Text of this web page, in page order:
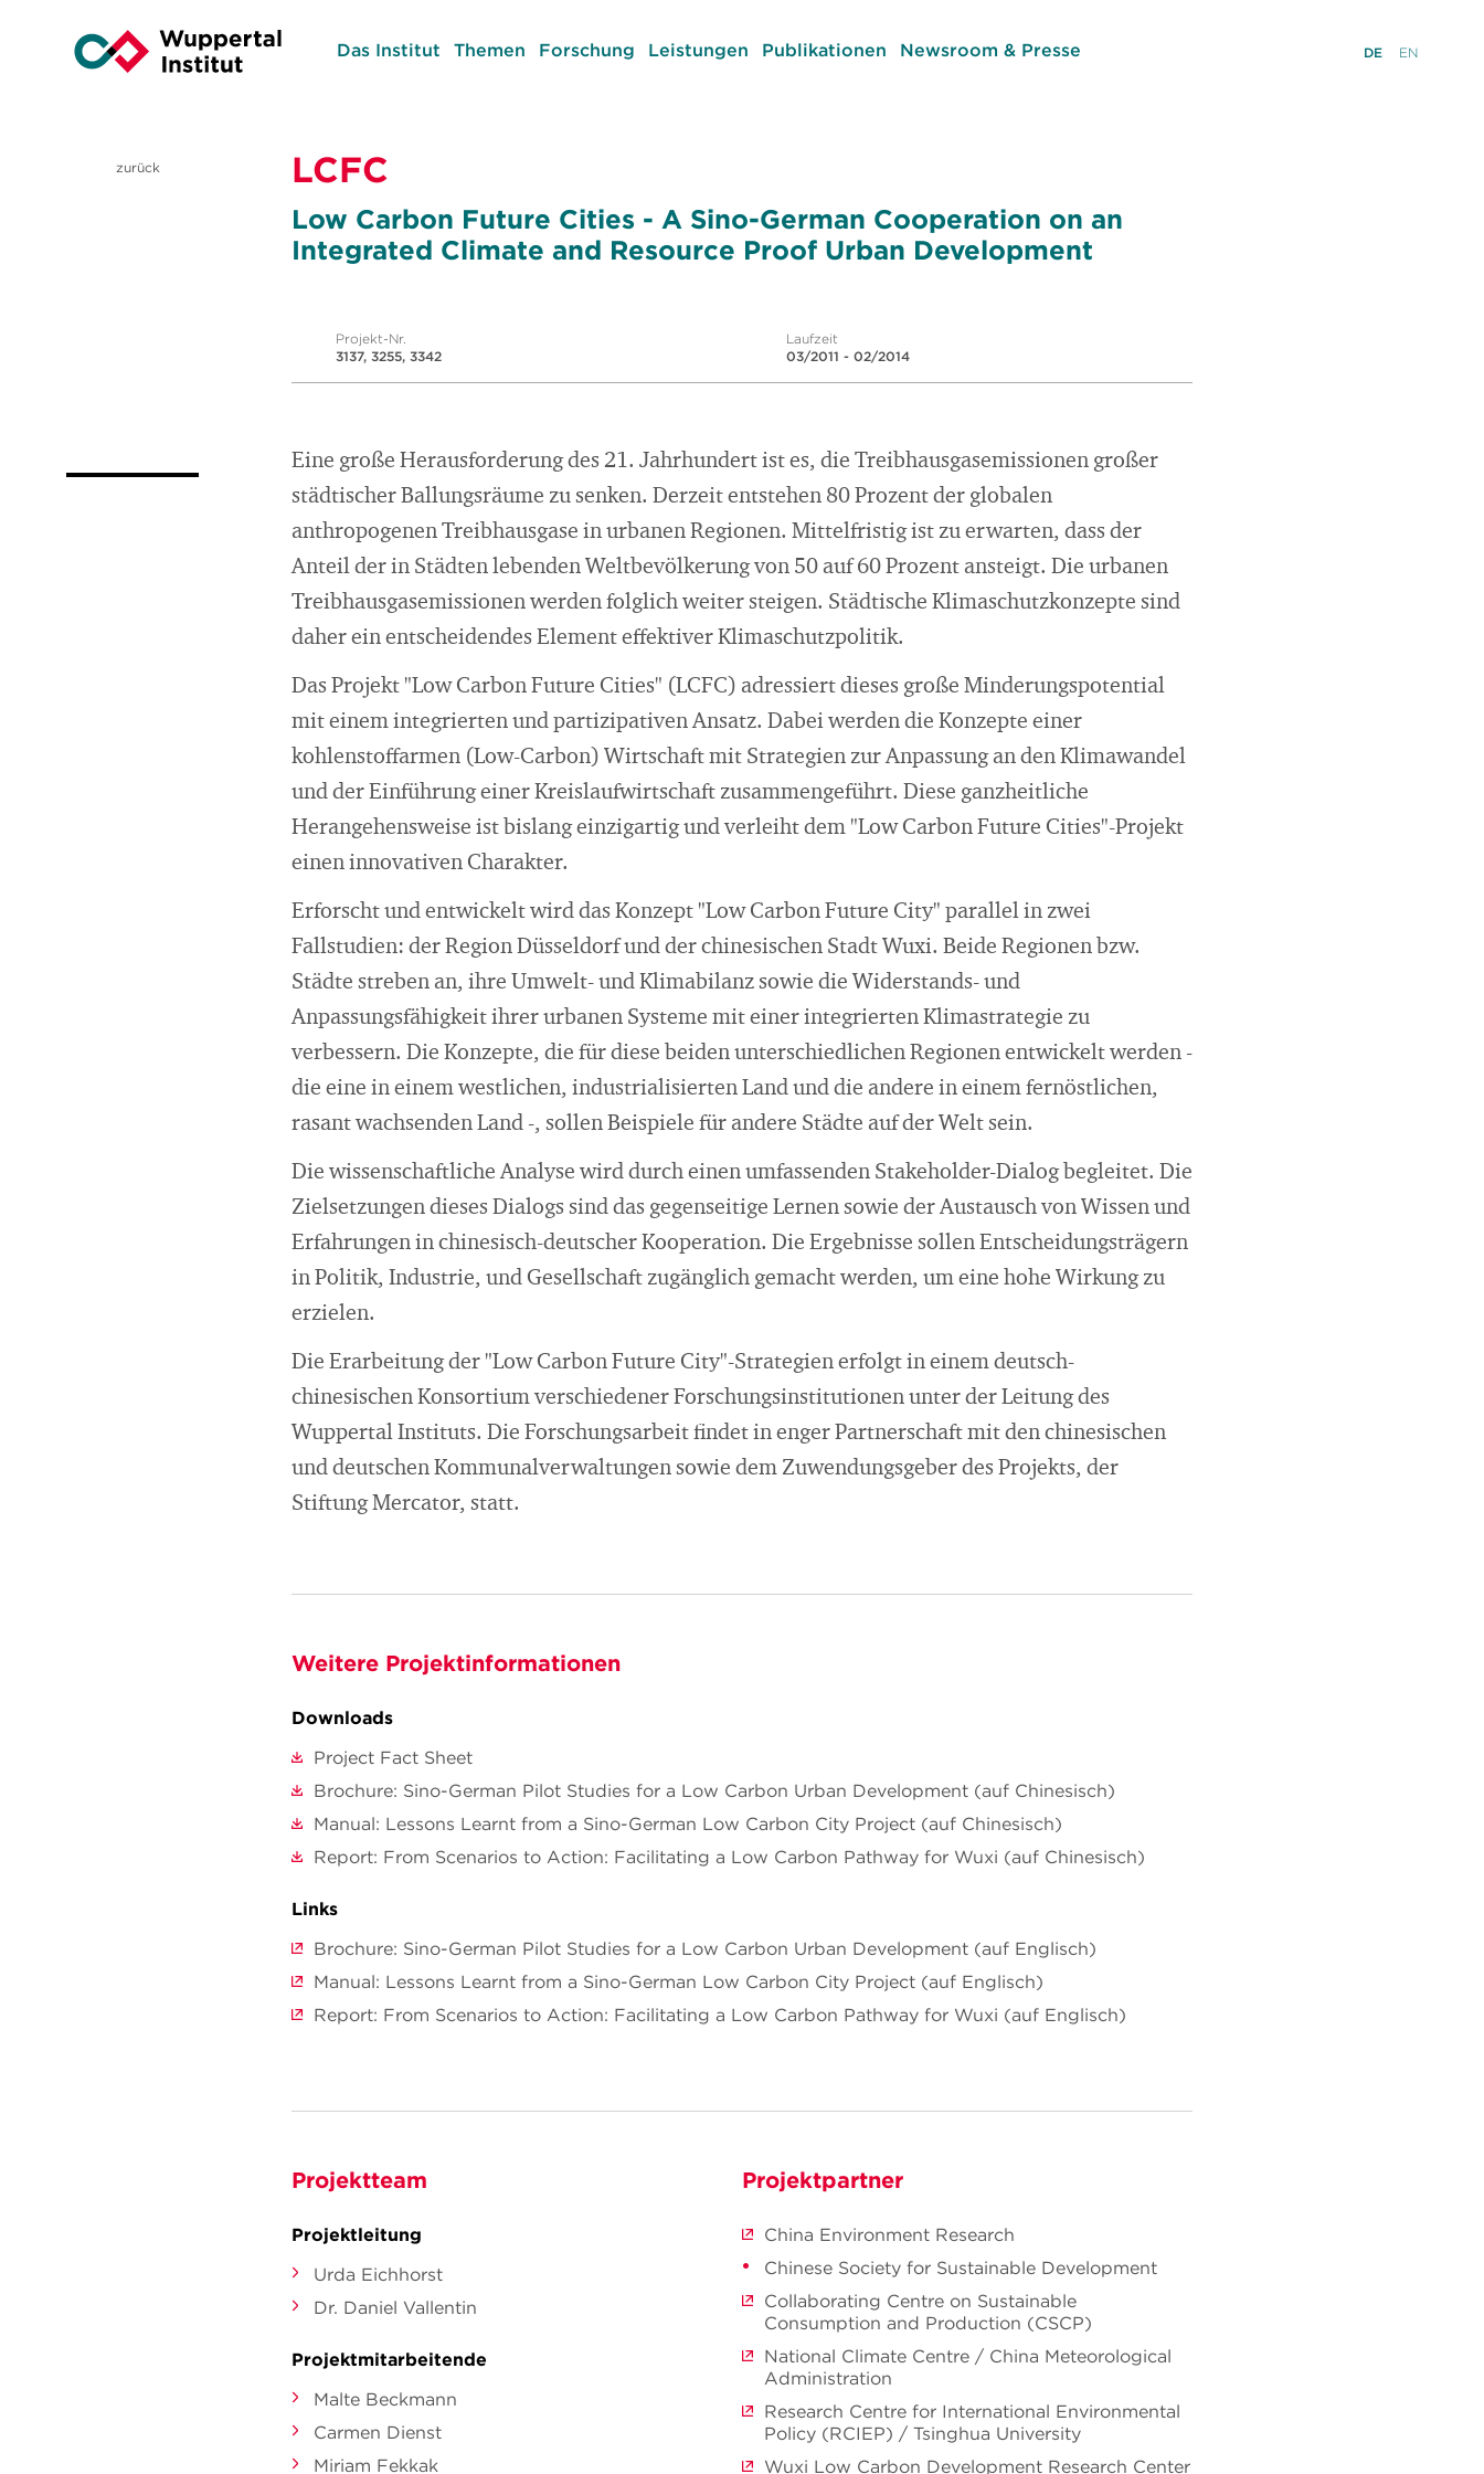
Das Institut Themen Forschung Leistungen Publikationen Newsroom & Presse DE EN
zurück LCFC
Low Carbon Future Cities - A Sino-German Cooperation on an
Integrated Climate and Resource Proof Urban Development
Projekt-Nr.
3137, 3255, 3342
Laufzeit
03/2011 - 02/2014
Eine große Herausforderung des 21. Jahrhundert ist es, die Treibhausgasemissionen großer
städtischer Ballungsräume zu senken. Derzeit entstehen 80 Prozent der globalen
anthropogenen Treibhausgase in urbanen Regionen. Mittelfristig ist zu erwarten, dass der
Anteil der in Städten lebenden Weltbevölkerung von 50 auf 60 Prozent ansteigt. Die urbanen
Treibhausgasemissionen werden folglich weiter steigen. Städtische Klimaschutzkonzepte sind
daher ein entscheidendes Element effektiver Klimaschutzpolitik.
Das Projekt "Low Carbon Future Cities" (LCFC) adressiert dieses große Minderungspotential
mit einem integrierten und partizipativen Ansatz. Dabei werden die Konzepte einer
kohlenstoffarmen (Low-Carbon) Wirtschaft mit Strategien zur Anpassung an den Klimawandel
und der Einführung einer Kreislaufwirtschaft zusammengeführt. Diese ganzheitliche
Herangehensweise ist bislang einzigartig und verleiht dem "Low Carbon Future Cities"-Projekt
einen innovativen Charakter.
Erforscht und entwickelt wird das Konzept "Low Carbon Future City" parallel in zwei
Fallstudien: der Region Düsseldorf und der chinesischen Stadt Wuxi. Beide Regionen bzw.
Städte streben an, ihre Umwelt- und Klimabilanz sowie die Widerstands- und
Anpassungsfähigkeit ihrer urbanen Systeme mit einer integrierten Klimastrategie zu
verbessern. Die Konzepte, die für diese beiden unterschiedlichen Regionen entwickelt werden -
die eine in einem westlichen, industrialisierten Land und die andere in einem fernöstlichen,
rasant wachsenden Land -, sollen Beispiele für andere Städte auf der Welt sein.
Die wissenschaftliche Analyse wird durch einen umfassenden Stakeholder-Dialog begleitet. Die
Zielsetzungen dieses Dialogs sind das gegenseitige Lernen sowie der Austausch von Wissen und
Erfahrungen in chinesisch-deutscher Kooperation. Die Ergebnisse sollen Entscheidungsträgern
in Politik, Industrie, und Gesellschaft zugänglich gemacht werden, um eine hohe Wirkung zu
erzielen.
Die Erarbeitung der "Low Carbon Future City"-Strategien erfolgt in einem deutsch-
chinesischen Konsortium verschiedener Forschungsinstitutionen unter der Leitung des
Wuppertal Instituts. Die Forschungsarbeit findet in enger Partnerschaft mit den chinesischen
und deutschen Kommunalverwaltungen sowie dem Zuwendungsgeber des Projekts, der
Stiftung Mercator, statt.
Weitere Projektinformationen
Downloads
Project Fact Sheet
Brochure: Sino-German Pilot Studies for a Low Carbon Urban Development (auf Chinesisch)
Manual: Lessons Learnt from a Sino-German Low Carbon City Project (auf Chinesisch)
Report: From Scenarios to Action: Facilitating a Low Carbon Pathway for Wuxi (auf Chinesisch)
Links
Brochure: Sino-German Pilot Studies for a Low Carbon Urban Development (auf Englisch)
Manual: Lessons Learnt from a Sino-German Low Carbon City Project (auf Englisch)
Report: From Scenarios to Action: Facilitating a Low Carbon Pathway for Wuxi (auf Englisch)
Projektteam
Projektleitung
Urda Eichhorst
Dr. Daniel Vallentin
Projektmitarbeitende
Malte Beckmann
Carmen Dienst
Miriam Fekkak
Projektpartner
China Environment Research
Chinese Society for Sustainable Development
Collaborating Centre on Sustainable
Consumption and Production (CSCP)
National Climate Centre / China Meteorological
Administration
Research Centre for International Environmental
Policy (RCIEP) / Tsinghua University
Wuxi Low Carbon Development Research Center